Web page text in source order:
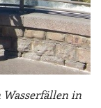
Wasserfällen in